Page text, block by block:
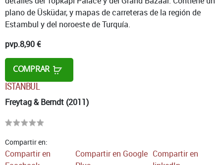
plano de Üsküdar, y mapas de carreteras de la región de
Estambul y del noroeste de Turquía.
pvp.8,90 €
COMPRAR
ISTANBUL
Freytag & Berndt (2011)
Compartir en:
Compartir en
Compartir en Google Compartir en